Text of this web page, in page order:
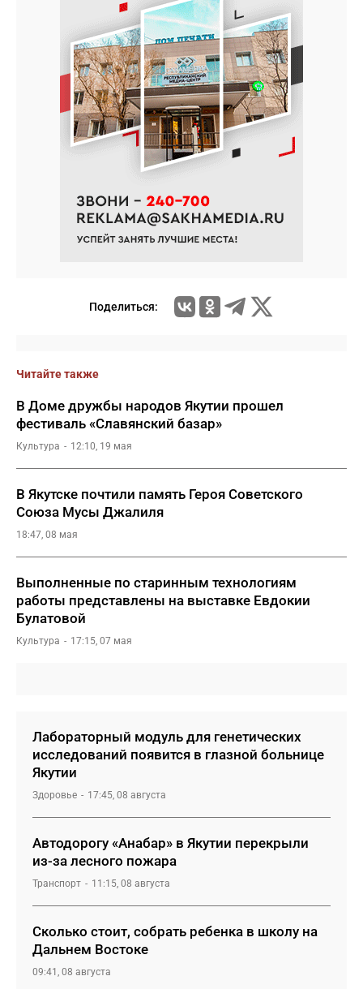
Поделиться:
Читайте также
В Доме дружбы народов Якутии прошел
фестиваль «Славянский базар»
Культура 12:10, 19 мая
В Якутске почтили память Героя Советского
Союза Мусы Джалиля
18:47, 08 мая
Выполненные по старинным технологиям
работы представлены на выставке Евдокии
Булатовой
Культура 17:15, 07 мая
Лабораторный модуль для генетических
исследований появится в глазной больнице
Якутии
Здоровье 17:45, 08 августа
Автодорогу «Анабар» в Якутии перекрыли
из-за лесного пожара
Транспорт 11:15, 08 августа
Сколько стоит, собрать ребенка в школу на
Дальнем Востоке
09:41, 08 августа